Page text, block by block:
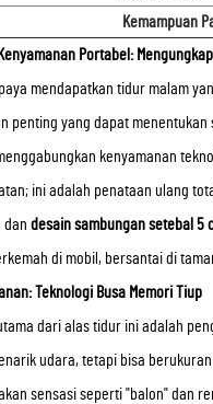
Kemampuan
Portabel:
mendapatkan tidur malam
penting yang dapat
kenyamanan
ini adalah penataan ulang
dan desain sambungan setebal 5
di mobil, bersantai di
Teknologi Busa Memori Tiup
dari alas tidur ini adalah
udara, tetapi bisa
sensasi seperti "balon" dan